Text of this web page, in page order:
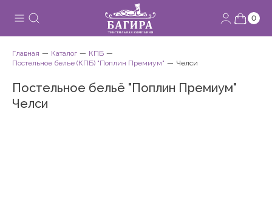
0
Главная Каталог
КПБ
Постельное белье (КПБ) "Поплин Премиум"
Челси
Постельное бельё "Поплин Премиум"
Челси